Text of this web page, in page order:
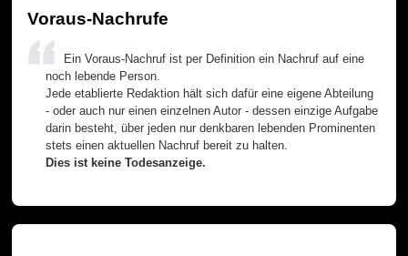
Voraus-Nachrufe
Ein Voraus-Nachruf ist per Definition ein Nachruf auf eine
noch lebende Person.
Jede etablierte Redaktion hält sich dafür eine eigene Abteilung
- oder auch nur einen einzelnen Autor - dessen einzige Aufgabe
darin besteht, über jeden nur denkbaren lebenden Prominenten
stets einen aktuellen Nachruf bereit zu halten.
Dies ist keine Todesanzeige.